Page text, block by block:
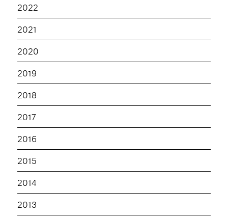
2022
2021
2020
2019
2018
2017
2016
2015
2014
2013